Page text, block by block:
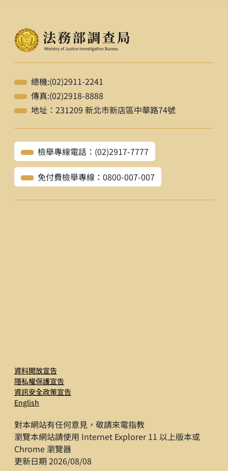
總機:(02)2911-2241
傳真:(02)2918-8888
地址：231209 新北市新店區中華路74號
檢舉專線電話：(02)2917-7777
免付費檢舉專線：0800-007-007
資料開放宣告
隱私權保護宣告
資訊安全政策宣告
English
對本網站有任何意見，敬請來電指教
瀏覽本網站請使用 Internet Explorer 11 以上版本或
Chrome 瀏覽器
更新日期 2026/08/08